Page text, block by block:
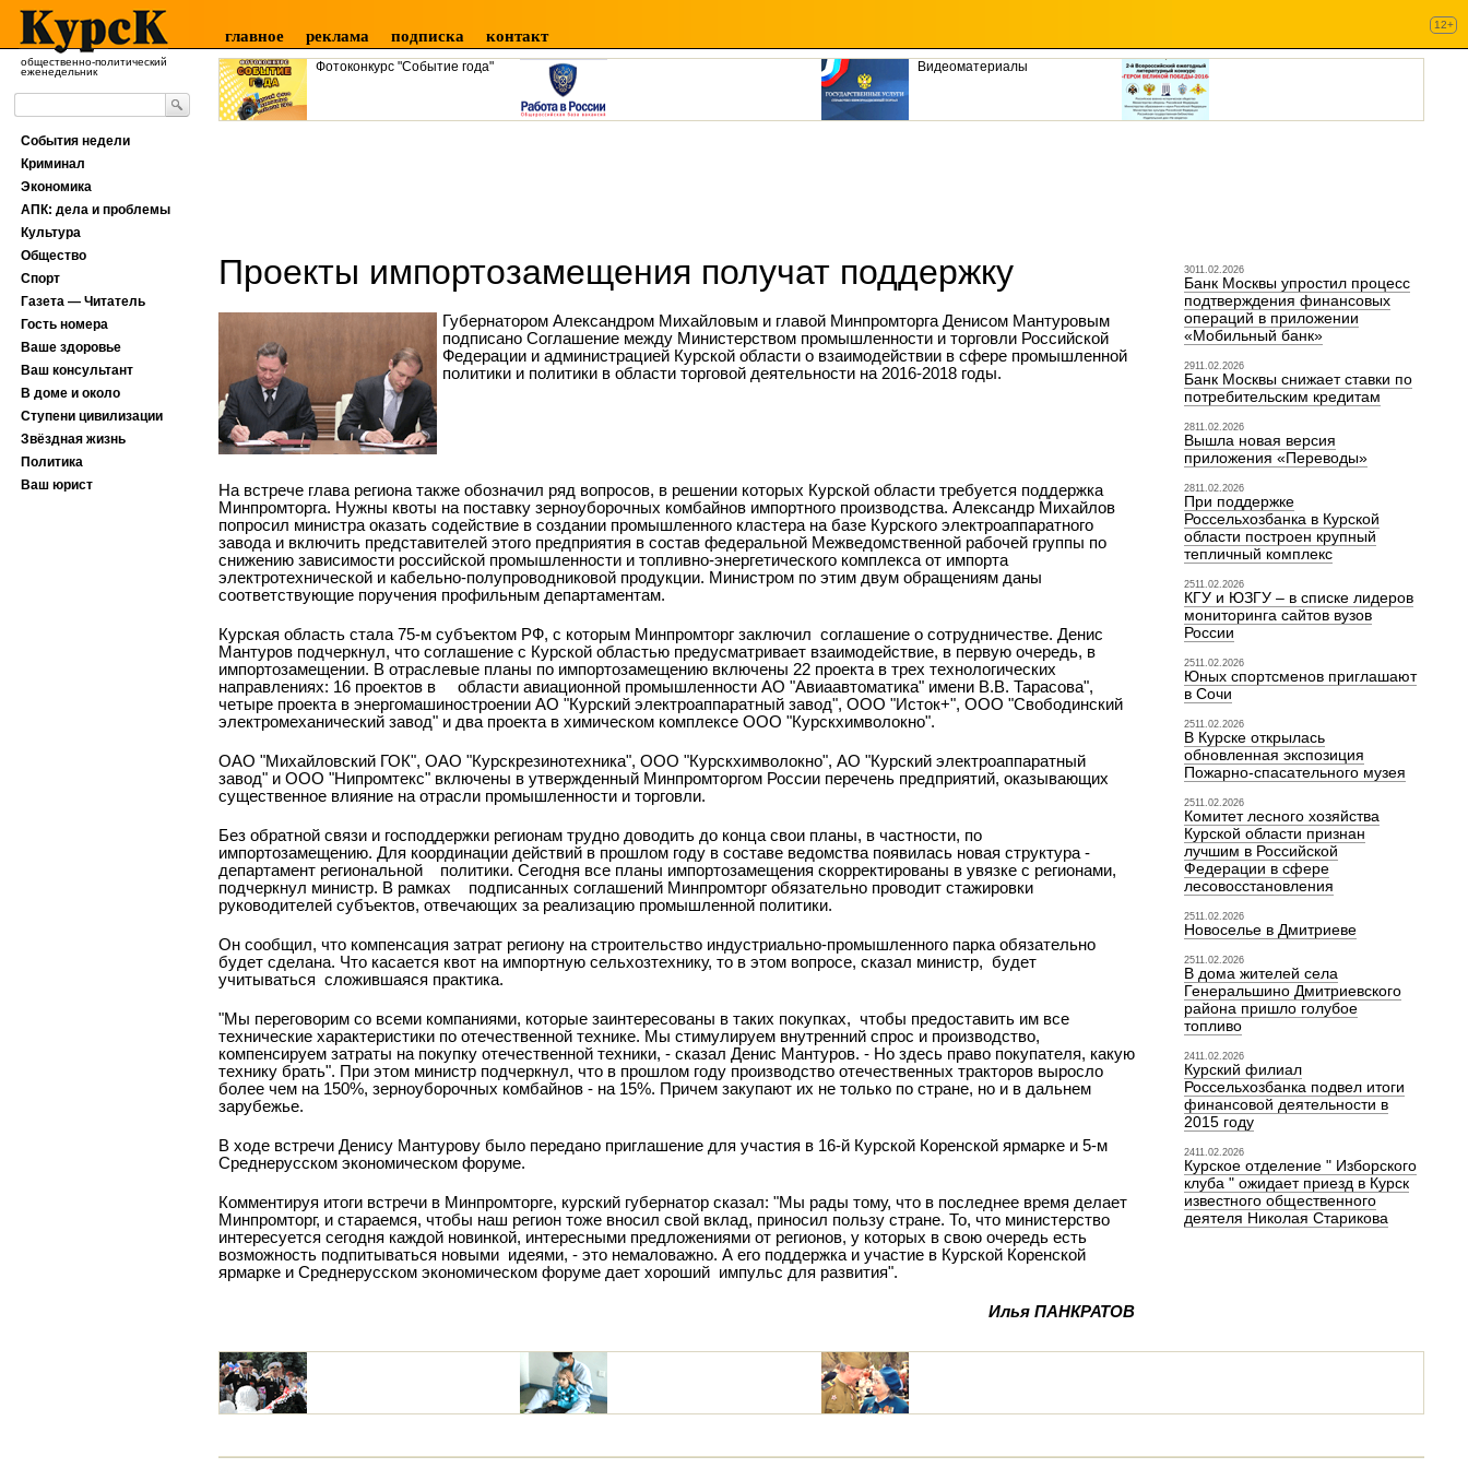
общественно-политический
еженедельник
главное реклама подписка контакт
12+
Фотоконкурс "Событие года" Видеоматериалы
Проекты импортозамещения получат поддержку
Губернатором Александром Михайловым и главой Минпромторга Денисом Мантуровым
подписано Соглашение между Министерством промышленности и торговли Российской
Федерации и администрацией Курской области о взаимодействии в сфере промышленной
политики и политики в области торговой деятельности на 2016-2018 годы.
На встрече глава региона также обозначил ряд вопросов, в решении которых Курской области требуется поддержка
Минпромторга. Нужны квоты на поставку зерноуборочных комбайнов импортного производства. Александр Михайлов
попросил министра оказать содействие в создании промышленного кластера на базе Курского электроаппаратного
завода и включить представителей этого предприятия в состав федеральной Межведомственной рабочей группы по
снижению зависимости российской промышленности и топливно-энергетического комплекса от импорта
электротехнической и кабельно-полупроводниковой продукции. Министром по этим двум обращениям даны
соответствующие поручения профильным департаментам.
Курская область стала 75-м субъектом РФ, с которым Минпромторг заключил соглашение о сотрудничестве. Денис
Мантуров подчеркнул, что соглашение с Курской областью предусматривает взаимодействие, в первую очередь, в
импортозамещении. В отраслевые планы по импортозамещению включены 22 проекта в трех технологических
направлениях: 16 проектов в
области авиационной промышленности АО "Авиаавтоматика" имени В.В. Тарасова",
четыре проекта в энергомашиностроении АО "Курский электроаппаратный завод", ООО "Исток+", ООО "Свободинский
электромеханический завод" и два проекта в химическом комплексе ООО "Курскхимволокно".
ОАО "Михайловский ГОК", ОАО "Курскрезинотехника", ООО "Курскхимволокно", АО "Курский электроаппаратный
завод" и ООО "Нипромтекс" включены в утвержденный Минпромторгом России перечень предприятий, оказывающих
существенное влияние на отрасли промышленности и торговли.
Без обратной связи и господдержки регионам трудно доводить до конца свои планы, в частности, по
импортозамещению. Для координации действий в прошлом году в составе ведомства появилась новая структура -
департамент региональной
политики. Сегодня все планы импортозамещения скорректированы в увязке с регионами,
подчеркнул министр. В рамках
подписанных соглашений Минпромторг обязательно проводит стажировки
руководителей субъектов, отвечающих за реализацию промышленной политики.
Он сообщил, что компенсация затрат региону на строительство индустриально-промышленного парка обязательно
будет сделана. Что касается квот на импортную сельхозтехнику, то в этом вопросе, сказал министр, будет
учитываться сложившаяся практика.
"Мы переговорим со всеми компаниями, которые заинтересованы в таких покупках, чтобы предоставить им все
технические характеристики по отечественной технике. Мы стимулируем внутренний спрос и производство,
компенсируем затраты на покупку отечественной техники, - сказал Денис Мантуров. - Но здесь право покупателя, какую
технику брать". При этом министр подчеркнул, что в прошлом году производство отечественных тракторов выросло
более чем на 150%, зерноуборочных комбайнов - на 15%. Причем закупают их не только по стране, но и в дальнем
зарубежье.
В ходе встречи Денису Мантурову было передано приглашение для участия в 16-й Курской Коренской ярмарке и 5-м
Среднерусском экономическом форуме.
Комментируя итоги встречи в Минпромторге, курский губернатор сказал: "Мы рады тому, что в последнее время делает
Минпромторг, и стараемся, чтобы наш регион тоже вносил свой вклад, приносил пользу стране. То, что министерство
интересуется сегодня каждой новинкой, интересными предложениями от регионов, у которых в свою очередь есть
возможность подпитываться новыми идеями, - это немаловажно. А его поддержка и участие в Курской Коренской
ярмарке и Среднерусском экономическом форуме дает хороший импульс для развития".
Илья ПАНКРАТОВ
3011.02.2026
Банк Москвы упростил процесс
подтверждения финансовых
операций в приложении
«Мобильный банк»
2911.02.2026
Банк Москвы снижает ставки по
потребительским кредитам
2811.02.2026
Вышла новая версия
приложения «Переводы»
2811.02.2026
При поддержке
Россельхозбанка в Курской
области построен крупный
тепличный комплекс
2511.02.2026
КГУ и ЮЗГУ – в списке лидеров
мониторинга сайтов вузов
России
2511.02.2026
Юных спортсменов приглашают
в Сочи
2511.02.2026
В Курске открылась
обновленная экспозиция
Пожарно-спасательного музея
2511.02.2026
Комитет лесного хозяйства
Курской области признан
лучшим в Российской
Федерации в сфере
лесовосстановления
2511.02.2026
Новоселье в Дмитриеве
2511.02.2026
В дома жителей села
Генеральшино Дмитриевского
района пришло голубое
топливо
2411.02.2026
Курский филиал
Россельхозбанка подвел итоги
финансовой деятельности в
2015 году
2411.02.2026
Курское отделение " Изборского
клуба " ожидает приезд в Курск
известного общественного
деятеля Николая Старикова
События недели
Криминал
Экономика
АПК: дела и проблемы
Культура
Общество
Спорт
Газета — Читатель
Гость номера
Ваше здоровье
Ваш консультант
В доме и около
Ступени цивилизации
Звёздная жизнь
Политика
Ваш юрист